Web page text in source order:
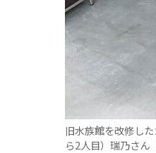
旧水族館を改修し
ら2人目）瑞乃さん